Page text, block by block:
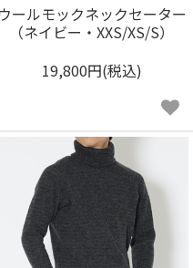
ウールモックネックセーター
（ネイビー・XXS/XS/S）
19,800円(税込)